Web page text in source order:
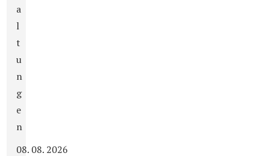
a
l
t
u
n
g
e
n
08. 08. 2026